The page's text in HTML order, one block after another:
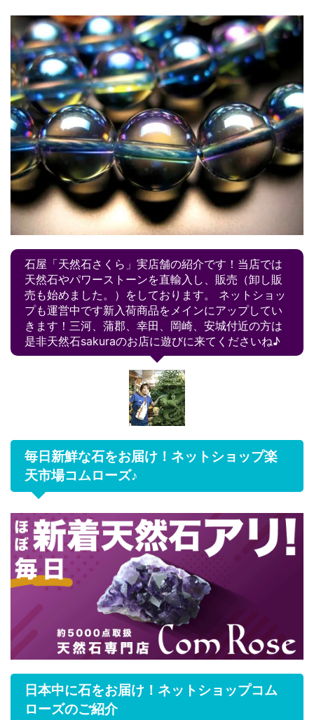
石屋「天然石さくら」実店舗の紹介です！当店では
天然石やパワーストーンを直輸入し、販売（卸し販
売も始めました。）をしております。 ネットショッ
プも運営中です新入荷商品をメインにアップしてい
きます！三河、蒲郡、幸田、岡崎、安城付近の方は
是非天然石sakuraのお店に遊びに来てくださいね♪
毎日新鮮な石をお届け！ネットショップ楽
天市場コムローズ♪
日本中に石をお届け！ネットショップコム
ローズのご紹介